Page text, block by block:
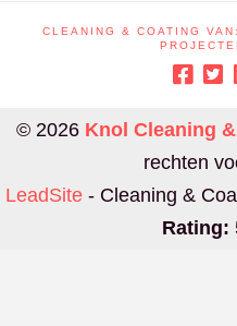
CLEANING & COATING VAN:
© 2026 Knol Cleaning
rechten
LeadSite- Cleaning &
Rating: